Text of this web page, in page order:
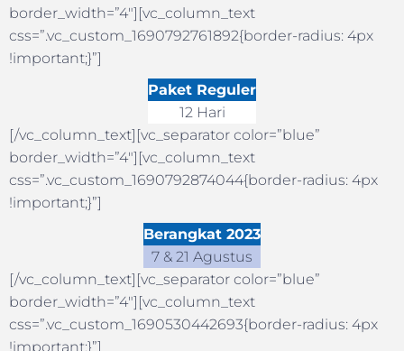
border_width=”4″][vc_column_text
css=”.vc_custom_1690792761892{border-radius: 4px
!important;}”]
Paket Reguler
12 Hari
[/vc_column_text][vc_separator color=”blue”
border_width=”4″][vc_column_text
css=”.vc_custom_1690792874044{border-radius: 4px
!important;}”]
Berangkat 2023
7 & 21 Agustus
[/vc_column_text][vc_separator color=”blue”
border_width=”4″][vc_column_text
css=”.vc_custom_1690530442693{border-radius: 4px
!important;}”]